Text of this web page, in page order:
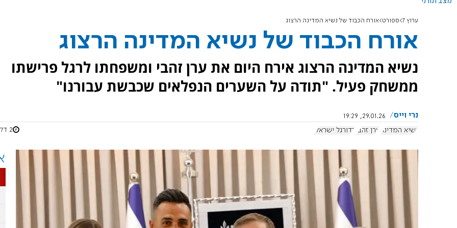
ערוץ 7 ספורט אורח הכבוד של נשיא המדינה הרצוג
אורח הכבוד של נשיא המדינה הרצוג
נשיא המדינה הרצוג אירח היום את ערן זהבי ומשפחתו לרגל פרישתו
ממשחק פעיל. "תודה על השערים הנפלאים שכבשת עבורנו"
נרי וייס
29.01.26, 19:29
נשיא המדינה
ערן זהבי כדורגל ישראלי 2 דקות